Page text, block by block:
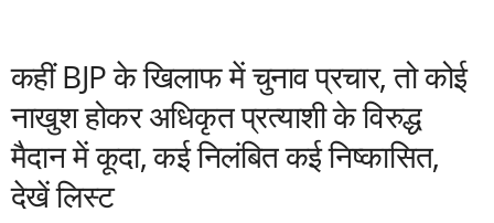
कहीं BJP के खिलाफ में चुनाव प्रचार, तो कोई
नाखुश होकर अधिकृत प्रत्याशी के विरुद्ध
मैदान में कूदा, कई निलंबित कई निष्कासित,
देखें लिस्ट